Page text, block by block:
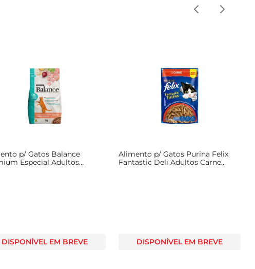
p/ Gatos Balance
Especial Adultos
DISPONÍVEL EM BREVE
Alimento p/ Gatos Purina Felix
Fantastic Deli Adultos Carne
DISPONÍVEL EM BREVE